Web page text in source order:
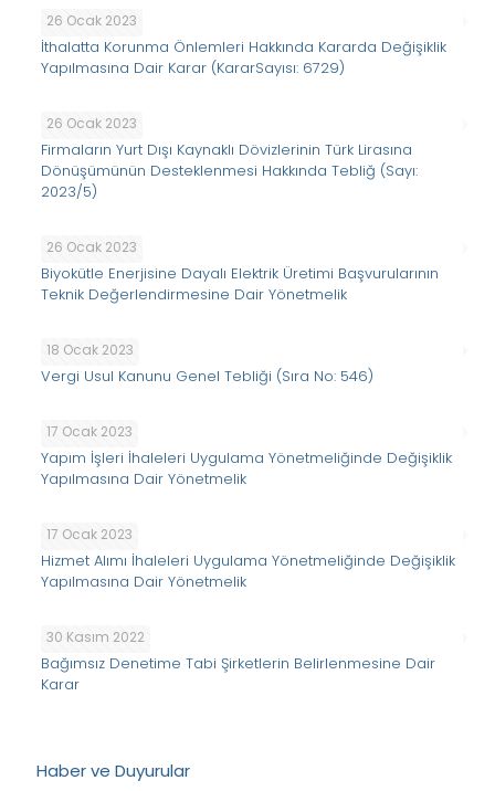
26 Ocak 2023
İthalatta Korunma Önlemleri Hakkında Kararda Değişiklik
Yapılmasına Dair Karar (KararSayısı: 6729)
26 Ocak 2023
Firmaların Yurt Dışı Kaynaklı Dövizlerinin Türk Lirasına
Dönüşümünün Desteklenmesi Hakkında Tebliğ (Sayı:
2023/5)
26 Ocak 2023
Biyokütle Enerjisine Dayalı Elektrik Üretimi Başvurularının
Teknik Değerlendirmesine Dair Yönetmelik
18 Ocak 2023
Vergi Usul Kanunu Genel Tebliği (Sıra No: 546)
17 Ocak 2023
Yapım İşleri İhaleleri Uygulama Yönetmeliğinde Değişiklik
Yapılmasına Dair Yönetmelik
17 Ocak 2023
Hizmet Alımı İhaleleri Uygulama Yönetmeliğinde Değişiklik
Yapılmasına Dair Yönetmelik
30 Kasım 2022
Bağımsız Denetime Tabi Şirketlerin Belirlenmesine Dair
Karar
Haber ve Duyurular